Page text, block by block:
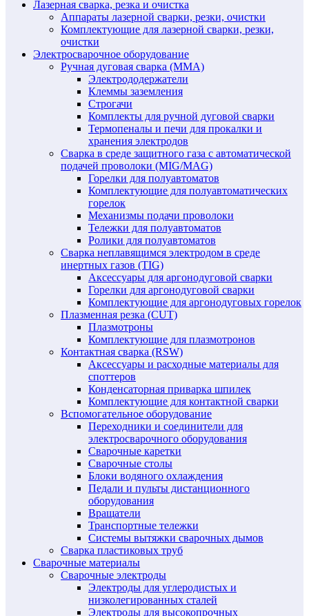
Лазерная сварка, резка и очистка
Аппараты лазерной сварки, резки, очистки
Комплектующие для лазерной сварки, резки,
очистки
Электросварочное оборудование
Ручная дуговая сварка (MMA)
Электрододержатели
Клеммы заземления
Строгачи
Комплекты для ручной дуговой сварки
Термопеналы и печи для прокалки и
хранения электродов
Сварка в среде защитного газа с автоматической
подачей проволоки (MIG/MAG)
Горелки для полуавтоматов
Комплектующие для полуавтоматических
горелок
Механизмы подачи проволоки
Тележки для полуавтоматов
Ролики для полуавтоматов
Сварка неплавящимся электродом в среде
инертных газов (TIG)
Аксессуары для аргонодуговой сварки
Горелки для аргонодуговой сварки
Комплектующие для аргонодуговых горелок
Плазменная резка (CUT)
Плазмотроны
Комплектующие для плазмотронов
Контактная сварка (RSW)
Аксессуары и расходные материалы для
споттеров
Конденсаторная приварка шпилек
Комплектующие для контактной сварки
Вспомогательное оборудование
Переходники и соединители для
электросварочного оборудования
Сварочные каретки
Сварочные столы
Блоки водяного охлаждения
Педали и пульты дистанционного
оборудования
Вращатели
Транспортные тележки
Системы вытяжки сварочных дымов
Сварка пластиковых труб
Сварочные материалы
Сварочные электроды
Электроды для углеродистых и
низколегированных сталей
Электроды для высокопрочных